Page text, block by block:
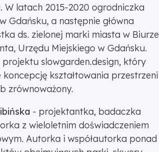
W latach 2015-2020 ogrodniczka
Gdańsku, a następnie główna
ds. zielonej marki miasta w Biurze
Urzędu Miejskiego w Gdańsku.
slowgarden.design, który
kształtowania przestrzeni
zrównoważony.
- projektantka, badaczka
z wieloletnim doświadczeniem
Autorka i współautorka ponad